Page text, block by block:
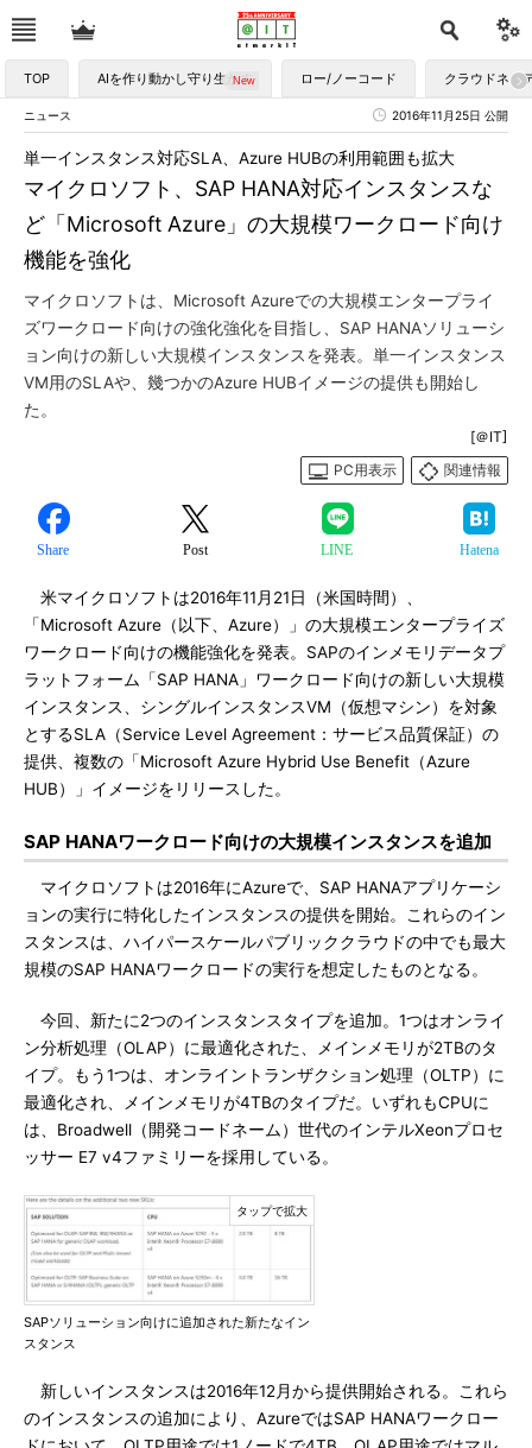
TOP AIを作り動かし守り生かす ロー/ノーコード クラウドネイ
ニュース 2016年11月25日 公開
マイクロソフト、SAP HANA対応インスタンスな
ど「Microsoft Azure」の大規模ワークロード向け
機能を強化
単一インスタンス対応SLA、Azure HUBの利用範囲も拡大
マイクロソフトは、Microsoft Azureでの大規模エンタープライ
ズワークロード向けの強化強化を目指し、SAP HANAソリューシ
ョン向けの新しい大規模インスタンスを発表。単一インスタンス
VM用のSLAや、幾つかのAzure HUBイメージの提供も開始し
た。
[＠IT]
PC用表示
関連情報
Share Post LINE Hatena
米マイクロソフトは2016年11月21日（米国時間）、
「Microsoft Azure（以下、Azure）」の大規模エンタープライズ
ワークロード向けの機能強化を発表。SAPのインメモリデータプ
ラットフォーム「SAP HANA」ワークロード向けの新しい大規模
インスタンス、シングルインスタンスVM（仮想マシン）を対象
とするSLA（Service Level Agreement：サービス品質保証）の
提供、複数の「Microsoft Azure Hybrid Use Benefit（Azure
HUB）」イメージをリリースした。
SAP HANAワークロード向けの大規模インスタンスを追加
マイクロソフトは2016年にAzureで、SAP HANAアプリケーシ
ョンの実行に特化したインスタンスの提供を開始。これらのイン
スタンスは、ハイパースケールパブリッククラウドの中でも最大
規模のSAP HANAワークロードの実行を想定したものとなる。
今回、新たに2つのインスタンスタイプを追加。1つはオンライ
ン分析処理（OLAP）に最適化された、メインメモリが2TBのタ
イプ。もう1つは、オンライントランザクション処理（OLTP）に
最適化され、メインメモリが4TBのタイプだ。いずれもCPUに
は、Broadwell（開発コードネーム）世代のインテルXeonプロセ
ッサー E7 v4ファミリーを採用している。
SAPソリューション向けに追加された新たなイン
スタンス
新しいインスタンスは2016年12月から提供開始される。これら
のインスタンスの追加により、AzureではSAP HANAワークロー